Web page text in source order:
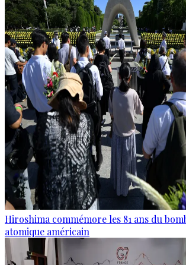
Hiroshima commémore les 81 ans du
atomique américain